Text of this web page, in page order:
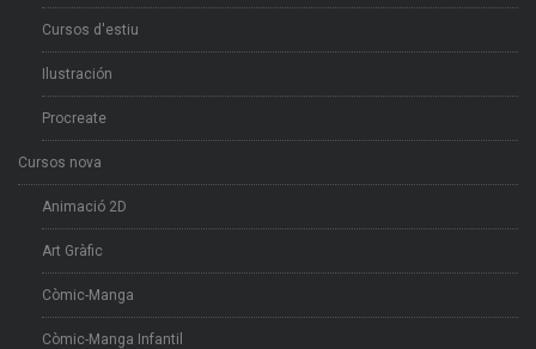
Cursos d'estiu
Ilustración
Procreate
Cursos nova
Animació 2D
Art Gràfic
Còmic-Manga
Còmic-Manga Infantil